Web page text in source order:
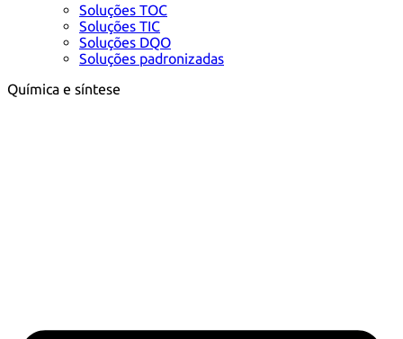
Soluções TOC
Soluções TIC
Soluções DQO
Soluções padronizadas
Química e síntese